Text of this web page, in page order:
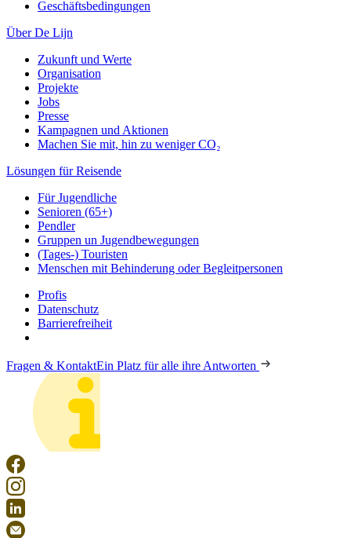
Geschäftsbedingungen
Über De Lijn
Zukunft und Werte
Organisation
Projekte
Jobs
Presse
Kampagnen und Aktionen
Machen Sie mit, hin zu weniger CO₂
Lösungen für Reisende
Für Jugendliche
Senioren (65+)
Pendler
Gruppen un Jugendbewegungen
(Tages-) Touristen
Menschen mit Behinderung oder Begleitpersonen
Profis
Datenschutz
Barrierefreiheit
Fragen & KontaktEin Platz für alle ihre Antworten